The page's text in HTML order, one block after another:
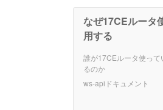
なぜ17CEルータ
用する
誰が17CEルータ使って
るのか
ws-apiドキュメント